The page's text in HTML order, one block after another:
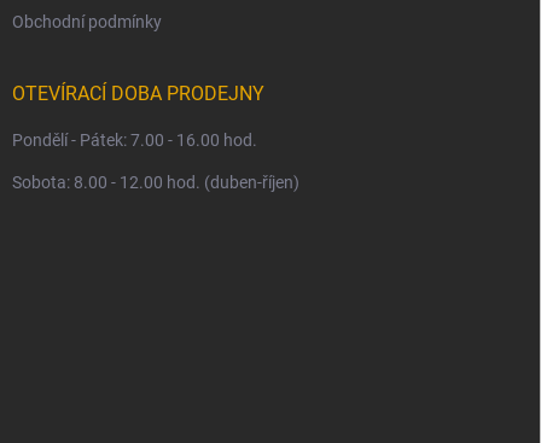
Obchodní podmínky
OTEVÍRACÍ DOBA PRODEJNY
Pondělí - Pátek: 7.00 - 16.00 hod.
Sobota: 8.00 - 12.00 hod. (duben-říjen)